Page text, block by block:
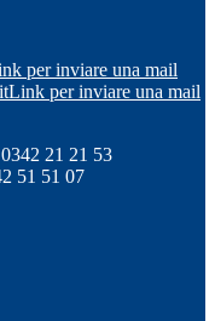
per inviare una mail
Link per inviare una mail
21 21 53
51 51 07